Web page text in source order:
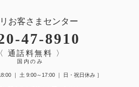
お客さまセンター
47-8910
〈 通話料無料 〉
国内のみ
｜ 土 9:00～17:00 ｜ 日・祝日休み ］